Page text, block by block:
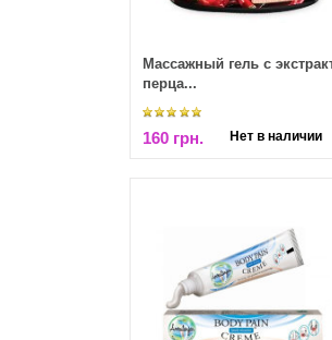
Массажный гель с
перца...
160 грн. Нет в наличии